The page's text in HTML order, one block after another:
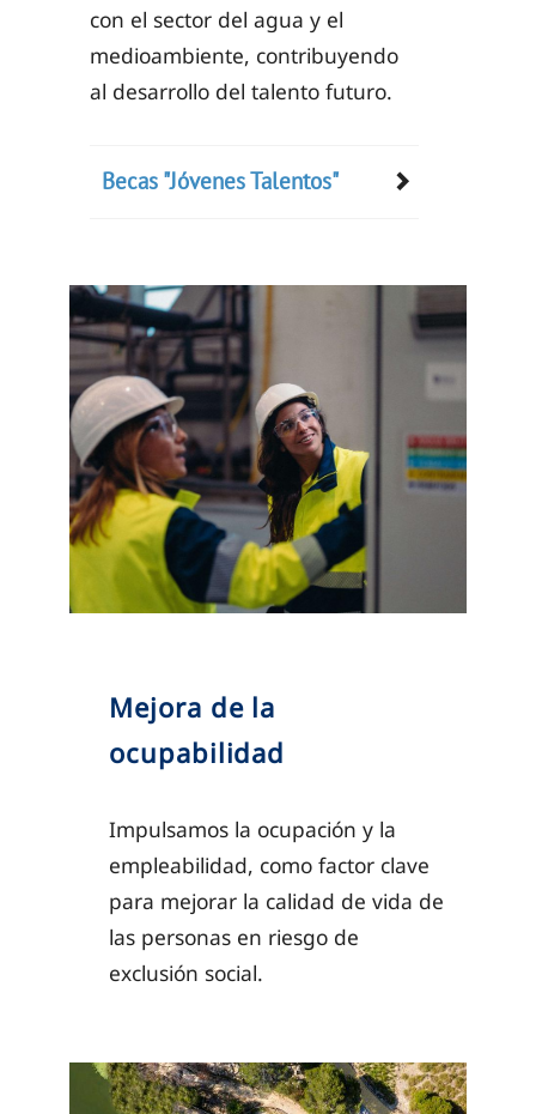
con el sector del agua y el
medioambiente, contribuyendo
al desarrollo del talento futuro.
Becas "Jóvenes Talentos"
Mejora de la
ocupabilidad
Impulsamos la ocupación y la
empleabilidad, como factor clave
para mejorar la calidad de vida de
las personas en riesgo de
exclusión social.